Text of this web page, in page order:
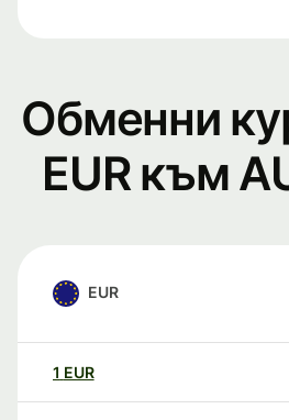
Обменни
EUR към
EUR
1 EUR